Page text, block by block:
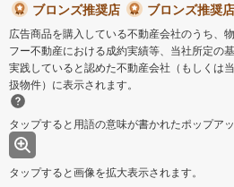
ブロンズ推奨店
ブロンズ推奨
広告商品を購入している不動産会社のうち、
フー不動産における成約実績等、当社所定の
実践していると認めた不動産会社（もしくは
扱物件）に表示されます。
タップすると用語の意味が書かれたポップアッ
タップすると画像を拡大表示されます。